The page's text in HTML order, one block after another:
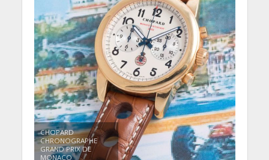
CHOPARD
CHRONOGRAPHE
GRAND PRIX DE
MONACO